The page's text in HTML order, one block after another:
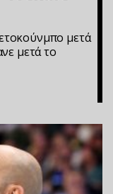
μετά
μετά το